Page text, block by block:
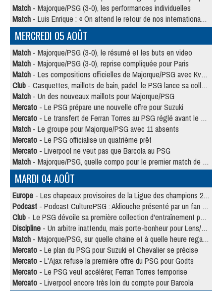
Match - Majorque/PSG (3-0), les performances individuelles
Match - Luis Enrique : « On attend le retour de nos internationaux »
MERCREDI 05 AOÛT
Match - Majorque/PSG (3-0), le résumé et les buts en video
Match - Majorque/PSG (3-0), reprise compliquée pour Paris
Match - Les compositions officielles de Majorque/PSG avec Kvara et de nombreux jeunes
Club - Casquettes, maillots de bain, padel, le PSG lance sa collection été
Match - Un des nouveaux maillots pour Majorque/PSG
Mercato - Le PSG prépare une nouvelle offre pour Suzuki
Mercato - Le transfert de Ferran Torres au PSG réglé avant le 12 août ?
Match - Le groupe pour Majorque/PSG avec 11 absents
Mercato - Le PSG officialise un quatrième prêt
Mercato - Liverpool ne veut pas que Barcola au PSG
Match - Majorque/PSG, quelle compo pour le premier match de la saison 2026/27 ?
MARDI 04 AOÛT
Europe - Les chapeaux provisoires de la Ligue des champions 2026/27
Podcast - Podcast CulturePSG : Akliouche présenté par un fan de Monaco
Club - Le PSG dévoile sa première collection d'entraînement pour 2026/2027
Discipline - Un arbitre inattendu, mais porte-bonheur pour Lens/PSG
Match - Majorque/PSG, sur quelle chaine et à quelle heure regarder le match ?
Mercato - Le plan du PSG pour Suzuki et Chevalier se précise
Mercato - L'Ajax refuse la première offre du PSG pour Godts
Mercato - Le PSG veut accélérer, Ferran Torres temporise
Mercato - Liverpool encore très loin du compte pour Barcola